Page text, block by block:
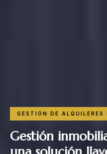
GESTIÓN DE ALQUILERES
Gestión